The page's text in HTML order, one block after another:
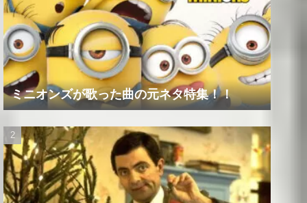
ミニオンズが歌った曲の元ネタ特集！！